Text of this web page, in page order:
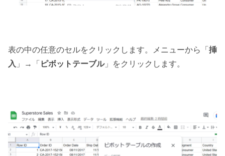
表の中の任意のセルをクリックします。メニューから「 挿
入 」→「 ピボットテーブル」をクリックします。